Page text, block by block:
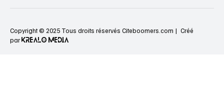
Copyright © 2025 Tous droits réservés Citeboomers.com | Créé
par KREALO MEDIA